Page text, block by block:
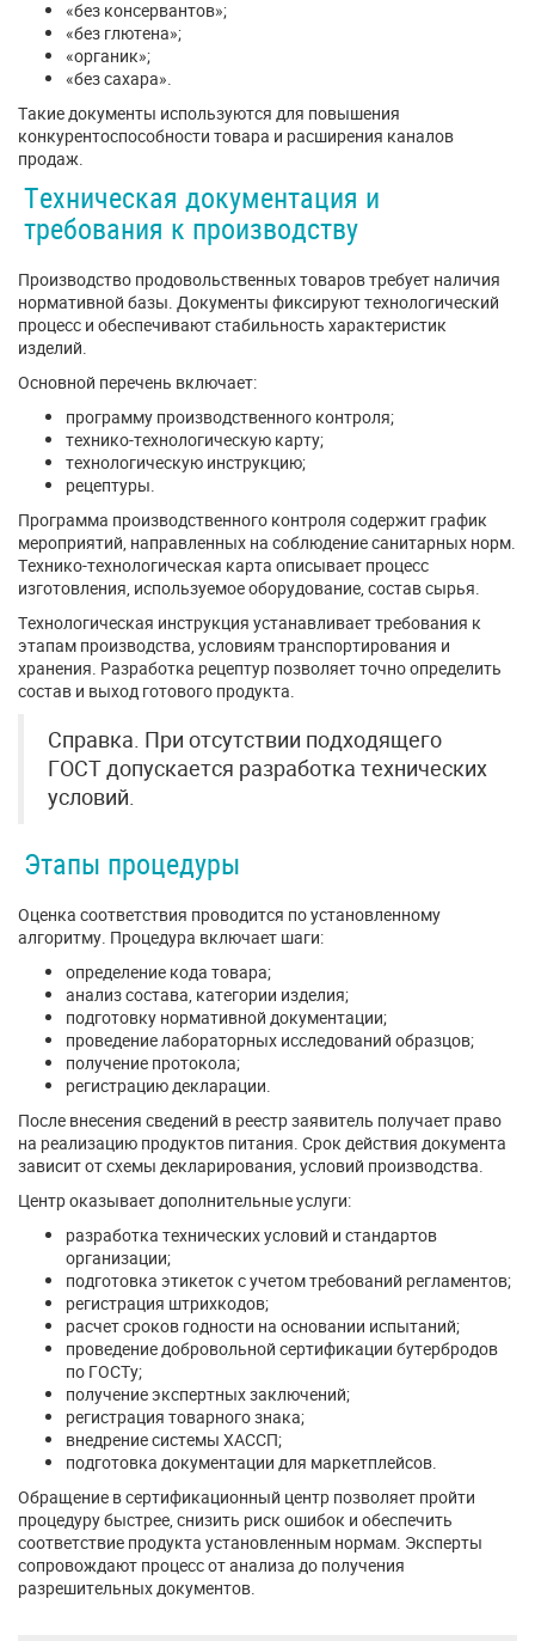
«без консервантов»;
«без глютена»;
«органик»;
«без сахара».
Такие документы используются для повышения
конкурентоспособности товара и расширения каналов
продаж.
Техническая документация и
требования к производству
Производство продовольственных товаров требует наличия
нормативной базы. Документы фиксируют технологический
процесс и обеспечивают стабильность характеристик
изделий.
Основной перечень включает:
программу производственного контроля;
технико-технологическую карту;
технологическую инструкцию;
рецептуры.
Программа производственного контроля содержит график
мероприятий, направленных на соблюдение санитарных норм.
Технико-технологическая карта описывает процесс
изготовления, используемое оборудование, состав сырья.
Технологическая инструкция устанавливает требования к
этапам производства, условиям транспортирования и
хранения. Разработка рецептур позволяет точно определить
состав и выход готового продукта.
Справка. При отсутствии подходящего
ГОСТ допускается разработка технических
условий.
Этапы процедуры
Оценка соответствия проводится по установленному
алгоритму. Процедура включает шаги:
определение кода товара;
анализ состава, категории изделия;
подготовку нормативной документации;
проведение лабораторных исследований образцов;
получение протокола;
регистрацию декларации.
После внесения сведений в реестр заявитель получает право
на реализацию продуктов питания. Срок действия документа
зависит от схемы декларирования, условий производства.
Центр оказывает дополнительные услуги:
разработка технических условий и стандартов
организации;
подготовка этикеток с учетом требований регламентов;
регистрация штрихкодов;
расчет сроков годности на основании испытаний;
проведение добровольной сертификации бутербродов
по ГОСТу;
получение экспертных заключений;
регистрация товарного знака;
внедрение системы ХАССП;
подготовка документации для маркетплейсов.
Обращение в сертификационный центр позволяет пройти
процедуру быстрее, снизить риск ошибок и обеспечить
соответствие продукта установленным нормам. Эксперты
сопровождают процесс от анализа до получения
разрешительных документов.